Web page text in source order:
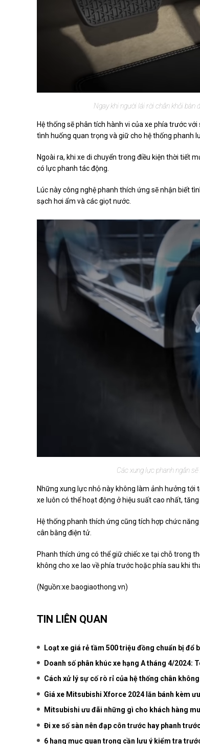
Ngay khi người lái rời chân khỏi bàn
Hệ thống sẽ phân tích hành vi của xe phía trước
tình huống quan trọng và giữ cho hệ thống phanh
Ngoài ra, khi xe di chuyển trong điều kiện thời tiết
có lực phanh tác động.
Lúc này công nghệ phanh thích ứng sẽ nhận biết
sạch hơi ẩm và các giọt nước.
Các xung lực phanh ngắn
Những xung lực nhỏ này không làm ảnh hưởng tới
xe luôn có thể hoạt động ở hiệu suất cao nhất,
Hệ thống phanh thích ứng cũng tích hợp chức
cân bằng điện tử.
Phanh thích ứng có thể giữ chiếc xe tại chỗ trong
không cho xe lao về phía trước hoặc phía sau khi
(Nguồn:xe.baogiaothong.vn)
TIN LIÊN QUAN
Loạt xe giá rẻ tầm 500 triệu đồng chuẩn bị đổ
Doanh số phân khúc xe hạng A tháng 4/2024:
Cách xử lý sự cố rò rỉ của hệ thống chân
Giá xe Mitsubishi Xforce 2024 lăn bánh kèm
Mitsubishi ưu đãi những gì cho khách hàng
Đi xe số sàn nên đạp côn trước hay phanh
6 hạng mục quan trọng cần lưu ý kiểm tra